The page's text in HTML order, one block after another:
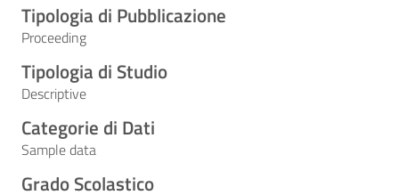
Tipologia di Pubblicazione
Proceeding
Tipologia di Studio
Descriptive
Categorie di Dati
Sample data
Grado Scolastico